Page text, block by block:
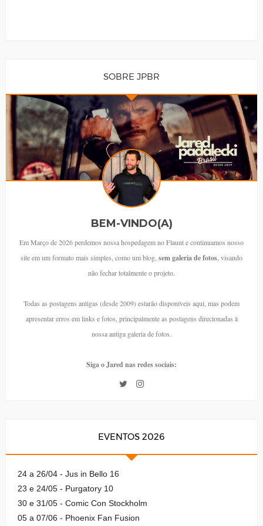
SOBRE JPBR
BEM-VINDO(A)
Em Março de 2026 perdemos nossa hospedagem no Flaunt e continuamos nosso
site em um formato mais simples, como um blog, sem galeria de fotos , visando
não fechar totalmente o projeto.
Todas as postagens antigas (desde 2009) estarão disponíveis aqui, mas podem
apresentar erros em links e fotos, principalmente as postagens direcionadas à
nossa antiga galeria de fotos.
Siga o Jared nas redes sociais:
EVENTOS 2026
24 a 26/04 - Jus in Bello 16
23 e 24/05 - Purgatory 10
30 e 31/05 - Comic Con Stockholm
05 a 07/06 - Phoenix Fan Fusion